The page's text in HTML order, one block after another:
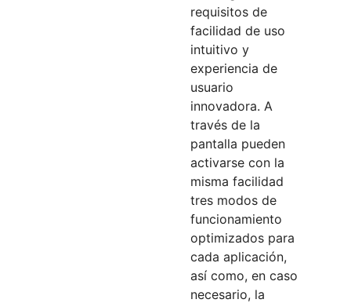
requisitos de
facilidad de uso
intuitivo y
experiencia de
usuario
innovadora. A
través de la
pantalla pueden
activarse con la
misma facilidad
tres modos de
funcionamiento
optimizados para
cada aplicación,
así como, en caso
necesario, la